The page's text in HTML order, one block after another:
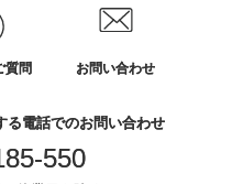
質問 お問い合わせ
る電話でのお問い合わせ
550